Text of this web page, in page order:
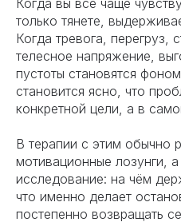
Когда вы всё чаще
только тянете,
Когда тревога, перегруз,
телесное напряжение,
пустоты становятся
становится ясно, что
конкретной цели, а в
В терапии с этим обычно
мотивационные лозунги,
исследование: на чём
что именно делает
постепенно возвращать